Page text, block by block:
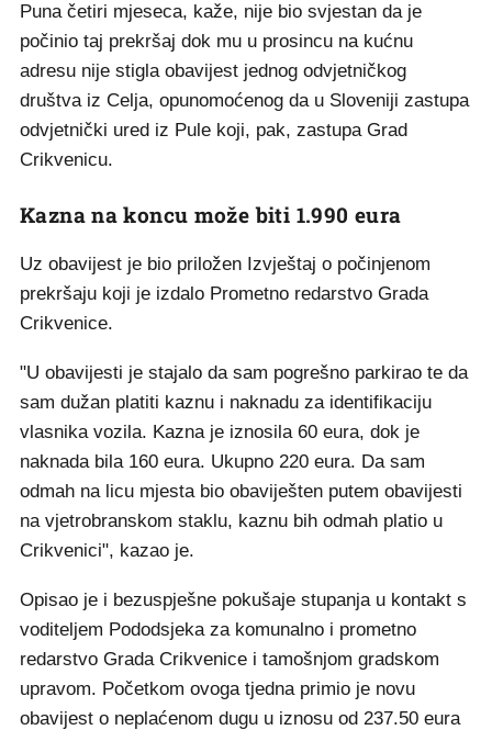
Puna četiri mjeseca, kaže, nije bio svjestan da je
počinio taj prekršaj dok mu u prosincu na kućnu
adresu nije stigla obavijest jednog odvjetničkog
društva iz Celja, opunomoćenog da u Sloveniji zastupa
odvjetnički ured iz Pule koji, pak, zastupa Grad
Crikvenicu.
Kazna na koncu može biti 1.990 eura
Uz obavijest je bio priložen Izvještaj o počinjenom
prekršaju koji je izdalo Prometno redarstvo Grada
Crikvenice.
"U obavijesti je stajalo da sam pogrešno parkirao te da
sam dužan platiti kaznu i naknadu za identifikaciju
vlasnika vozila. Kazna je iznosila 60 eura, dok je
naknada bila 160 eura. Ukupno 220 eura. Da sam
odmah na licu mjesta bio obaviješten putem obavijesti
na vjetrobranskom staklu, kaznu bih odmah platio u
Crikvenici", kazao je.
Opisao je i bezuspješne pokušaje stupanja u kontakt s
voditeljem Pododsjeka za komunalno i prometno
redarstvo Grada Crikvenice i tamošnjom gradskom
upravom. Početkom ovoga tjedna primio je novu
obavijest o neplaćenom dugu u iznosu od 237.50 eura